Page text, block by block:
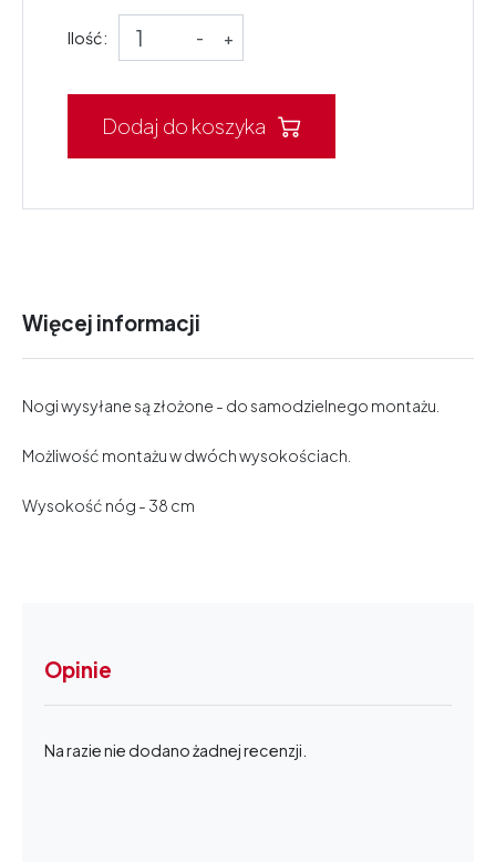
Ilość: - +
Dodaj do koszyka
Więcej informacji
Nogi wysyłane są złożone - do samodzielnego montażu.
Możliwość montażu w dwóch wysokościach.
Wysokość nóg - 38 cm
Opinie
Na razie nie dodano żadnej recenzji.